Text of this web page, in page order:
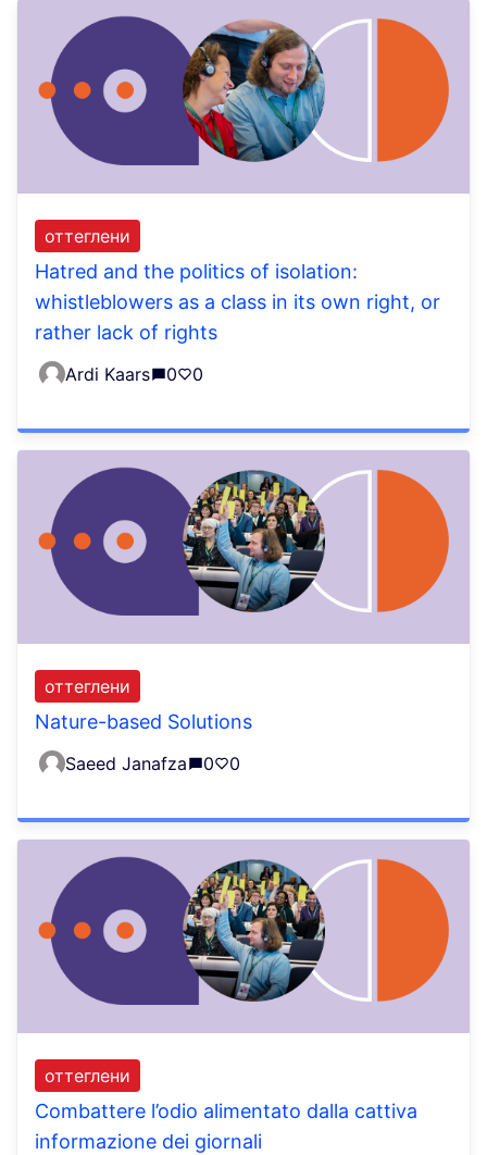
Hatred and the politics of isolation:
whistleblowers as a class in its own right, or
rather lack of rights
оттеглени
Ardi Kaars 0 0
Nature-based Solutions
оттеглени
Saeed Janafza 0 0
Combattere l’odio alimentato dalla cattiva
informazione dei giornali
оттеглени